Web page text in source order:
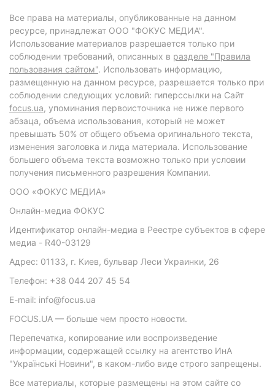
Все права на материалы, опубликованные на данном
ресурсе, принадлежат ООО "ФОКУС МЕДИА".
Использование материалов разрешается только при
соблюдении требований, описанных в разделе "Правила
пользования сайтом". Использовать информацию,
размещенную на данном ресурсе, разрешается только при
соблюдении следующих условий: гиперссылки на Сайт
focus.ua, упоминания первоисточника не ниже первого
абзаца, объема использования, который не может
превышать 50% от общего объема оригинального текста,
изменения заголовка и лида материала. Использование
большего объема текста возможно только при условии
получения письменного разрешения Компании.
ООО «ФОКУС МЕДИА»
Онлайн-медиа ФОКУС
Идентификатор онлайн-медиа в Реестре субъектов в сфере
медиа - R40-03129
Адрес: 01133, г. Киев, бульвар Леси Украинки, 26
Телефон: +38 044 207 45 54
E-mail: info@focus.ua
FOCUS.UA — больше чем просто новости.
Перепечатка, копирование или воспроизведение
информации, содержащей ссылку на агентство ИнА
"Українські Новини", в каком-либо виде строго запрещены.
Все материалы, которые размещены на этом сайте со